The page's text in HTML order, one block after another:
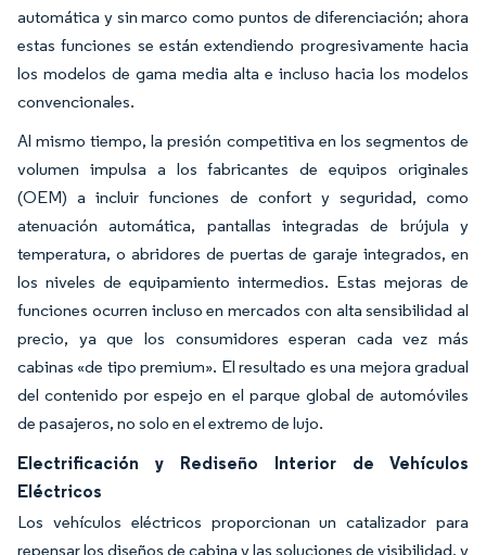
automática y sin marco como puntos de diferenciación; ahora
estas funciones se están extendiendo progresivamente hacia
los modelos de gama media alta e incluso hacia los modelos
convencionales.
Al mismo tiempo, la presión competitiva en los segmentos de
volumen impulsa a los fabricantes de equipos originales
(OEM) a incluir funciones de confort y seguridad, como
atenuación automática, pantallas integradas de brújula y
temperatura, o abridores de puertas de garaje integrados, en
los niveles de equipamiento intermedios. Estas mejoras de
funciones ocurren incluso en mercados con alta sensibilidad al
precio, ya que los consumidores esperan cada vez más
cabinas «de tipo premium». El resultado es una mejora gradual
del contenido por espejo en el parque global de automóviles
de pasajeros, no solo en el extremo de lujo.
Electrificación y Rediseño Interior de Vehículos
Eléctricos
Los vehículos eléctricos proporcionan un catalizador para
repensar los diseños de cabina y las soluciones de visibilidad, y